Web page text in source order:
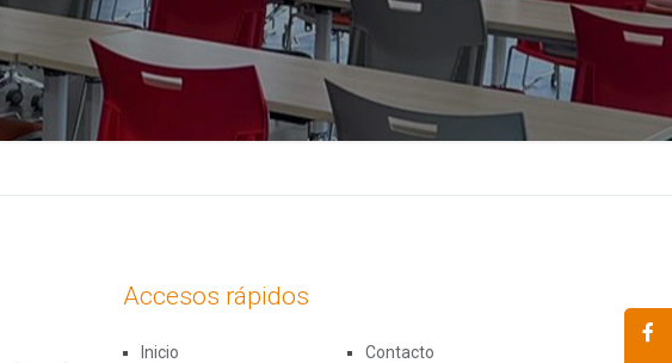
Accesos rápidos
Inicio
Contacto